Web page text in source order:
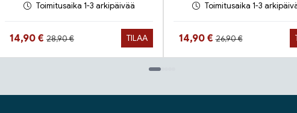
Toimitusaika 1-3 arkipäivää
Hinta nyt
14,90 € Hinta aiemmin
28,90 € TILAA
Toimitusaika 1-3
Hinta nyt
14,90 €Hinta aiemmin
26,90 €